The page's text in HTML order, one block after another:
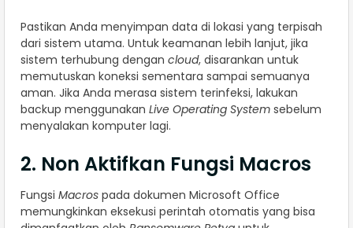
Pastikan Anda menyimpan data di lokasi yang terpisah
dari sistem utama. Untuk keamanan lebih lanjut, jika
sistem terhubung dengan cloud, disarankan untuk
memutuskan koneksi sementara sampai semuanya
aman. Jika Anda merasa sistem terinfeksi, lakukan
backup menggunakan Live Operating System sebelum
menyalakan komputer lagi.
2. Non Aktifkan Fungsi Macros
Fungsi Macros pada dokumen Microsoft Office
memungkinkan eksekusi perintah otomatis yang bisa